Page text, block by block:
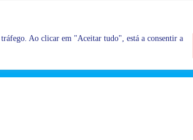
tráfego. Ao clicar em "Aceitar tudo", está a consentir a